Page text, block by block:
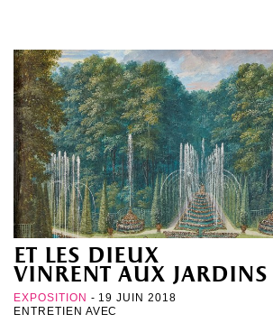
et les dieux
vinrent aux jardins
EXPOSITION - 19 JUIN 2018
ENTRETIEN AVEC